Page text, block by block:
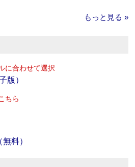
もっと見る »
に合わせて選択
版）
ちら
料）